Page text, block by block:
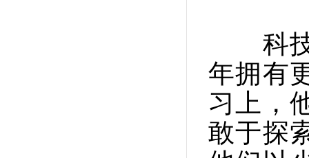
科技
年拥有
习上，
敢于探